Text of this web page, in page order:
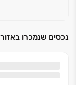
נכסים שנמכרו באזור